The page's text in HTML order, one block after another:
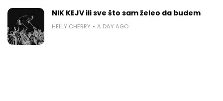
NIK KEJV ili sve što sam želeo da budem
HELLY CHERRY A DAY AGO